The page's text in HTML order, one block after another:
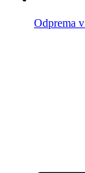
Odprema v